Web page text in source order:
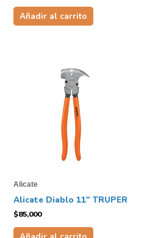
Añadir al carrito
Alicate
Alicate Diablo 11″ TRUPER
$85,000